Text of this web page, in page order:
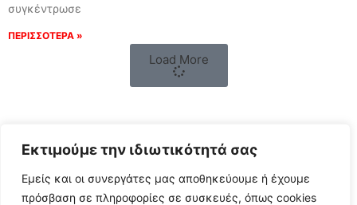
Εκτιμούμε την ιδιωτικότητά σας
Εμείς και οι συνεργάτες μας αποθηκεύουμε ή έχουμε
πρόσβαση σε πληροφορίες σε συσκευές, όπως cookies
συγκέντρωσε
ΠΕΡΙΣΣΟΤΕΡΑ »
Load More